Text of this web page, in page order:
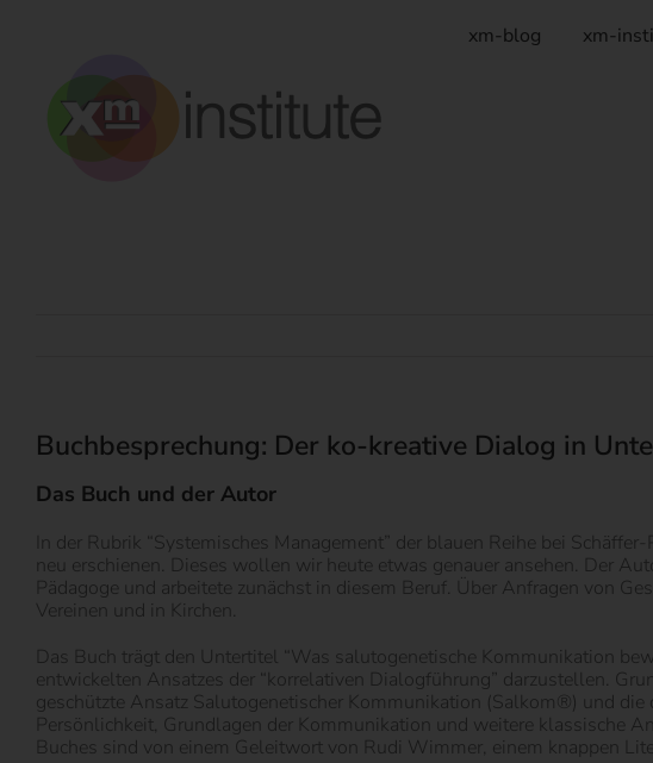
xm-blog xm-
Buchbesprechung: Der ko-kreative Dialog in
Das Buch und der Autor
In der Rubrik “Systemisches Management” der blauen Reihe bei
neu erschienen. Dieses wollen wir heute etwas genauer ansehen. Der
Pädagoge und arbeitete zunächst in diesem Beruf. Über Anfragen von
Vereinen und in Kirchen.
Das Buch trägt den Untertitel “Was salutogenetische Kommunikation
entwickelten Ansatzes der “korrelativen Dialogführung” darzustellen.
geschützte Ansatz Salutogenetischer Kommunikation (Salkom®) und
Persönlichkeit, Grundlagen der Kommunikation und weitere klassische
Buches sind von einem Geleitwort von Rudi Wimmer, einem knappen